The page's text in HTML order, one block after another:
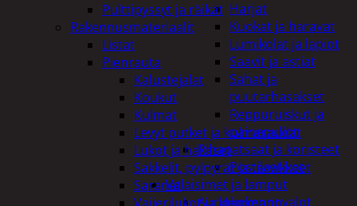
Harjat
Kuokat ja haravat
Lumikolat ja lapiot
Saavit ja astiat
Sahat ja
puutarhasakset
Reppuruiskut ja
painepullot
Pihapatsaat ja koristeet
Postilaatikot
Valaisimet ja lamput
Aurinkokennovalot
Pulttipyssyt ja räikät
Rakennusmateriaalit
Listat
Pienrauta
Kalustejalat
Koukut
Kulmat
Levyt putket ja kulmaraudat
Lukot ja hakaset
Sakkelit, pylpyrät ja tarvikkeet
Saranat